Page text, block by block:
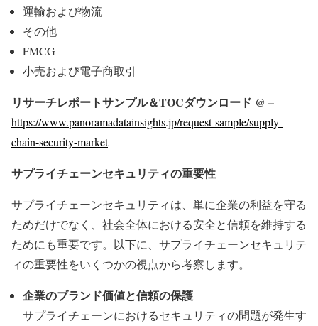
運輸および物流
その他
FMCG
小売および電子商取引
リサーチレポートサンプル＆TOCダウンロード @ –
https://www.panoramadatainsights.jp/request-sample/supply-
chain-security-market
サプライチェーンセキュリティの重要性
サプライチェーンセキュリティは、単に企業の利益を守る
ためだけでなく、社会全体における安全と信頼を維持する
ためにも重要です。以下に、サプライチェーンセキュリテ
ィの重要性をいくつかの視点から考察します。
企業のブランド価値と信頼の保護
サプライチェーンにおけるセキュリティの問題が発生す